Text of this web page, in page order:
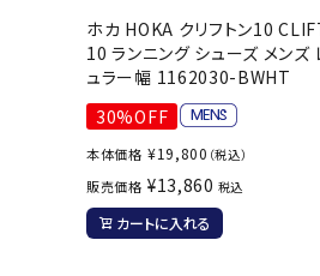
ホカ HOKA クリフトン10
10 ランニング シューズ メンズ
ュラー幅 1162030-BWHT
30%OFF
本体価格 ¥19,800 （税込）
販売価格 ¥13,860 税込
カートに入れる